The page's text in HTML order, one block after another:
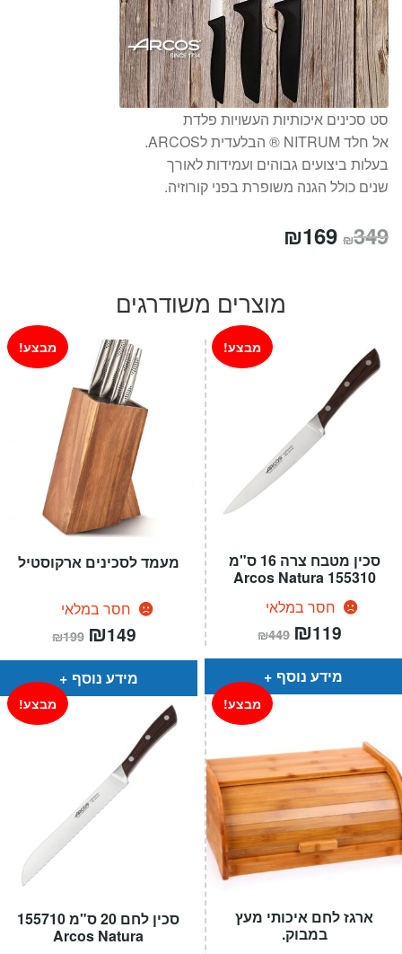
סט סכינים איכותיות העשויות פלדת
אל חלד NITRUM ® הבלעדית לARCOS.
בעלות ביצועים גבוהים ועמידות לאורך
שנים כולל הגנה משופרת בפני קורוזיה.
₪349 המחיר
₪169
הוא:
₪169.
מוצרים משודרגים
מעמד לסכינים ארקוסטיל
חסר במלאי
מבצע!
₪199 המחיר
המקורי
היה:
₪199.
₪149
הוא:
מידע נוסף
סכין מטבח צרה 16 ס"מ
155310 Arcos Natura
חסר במלאי
מבצע!
₪449 המחיר
המקורי
היה:
₪449.
₪119
הוא:
מידע נוסף
סכין לחם 20 ס"מ 155710
Arcos Natura
מבצע!
ארגז לחם איכותי מעץ
במבוק.
מבצע!